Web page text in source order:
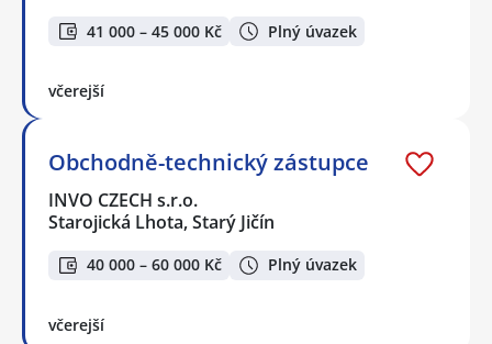
41 000 – 45 000 Kč Plný úvazek
včerejší
Obchodně-technický zástupce
INVO CZECH s.r.o.
Starojická Lhota, Starý Jičín
40 000 – 60 000 Kč Plný úvazek
včerejší